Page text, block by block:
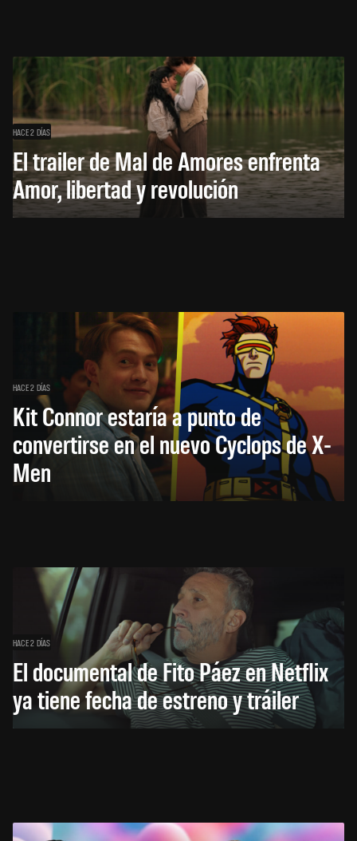
HACE 2 DÍAS
El trailer de Mal de Amores enfrenta
Amor, libertad y revolución
HACE 2 DÍAS
Kit Connor estaría a punto de
convertirse en el nuevo Cyclops de X-
Men
HACE 2 DÍAS
El documental de Fito Páez en Netflix
ya tiene fecha de estreno y tráiler